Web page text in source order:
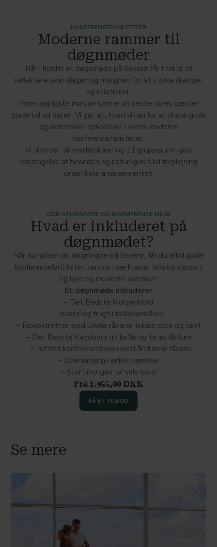
KONFERENCEFACILITETER
Moderne rammer til
døgnmøder
Når I holder et døgnmøde på Severin får I tid til at
reflektere over dagen og mulighed for at styrke dialoger
og relationer.
Vores vigtigste mission som er at sende vores gæster
glade ud ad døren. Vi gør alt, hvad vi kan for at skabe gode
og autentiske oplevelser i vores moderne
konferencefaciliteter.
Vi tilbyder 16 mødelokaler og 11 grupperum i god
forlængelse af hinanden og naturligvis fuld forplejning
under hele arrangementet.
GOD ATMOSFÆRE OG INSPIRERENDE MILJØ
Hvad er inkluderet på
døgnmødet?
Når du holder dit døgnmøde på Severin, får du altid gode
konferencefaciliteter, service i særklasse, teknisk support
og lyse og moderne værelser.
Et døgnmøde inkluderer
– Det Bedste Morgenbord
– Isvand og frugt i fællesområder
– Frokostretter med lokale råvarer, lokale oste og sødt
– Det Bedste Kagebord m/ kaffe og te ad libitum
– 2-retters konferencemenu med årstidens råvarer
– Overnatning i enkeltværelse
– Stort morgen ta’ selv bord
Fra 1.955,00 DKK
FÅ ET TILBUD
Se mere